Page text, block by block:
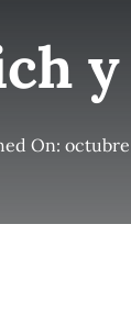
On: octubre